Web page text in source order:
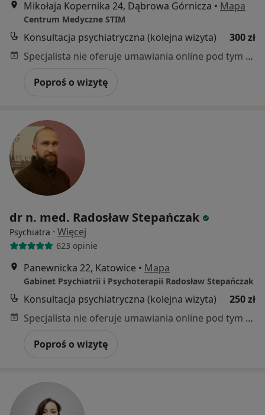
Mikołaja Kopernika 24, Dąbrowa Górnicza • Mapa
Centrum Medyczne STIM
Konsultacja psychiatryczna (kolejna wizyta)
300 zł
Specjalista nie oferuje umawiania online pod tym adresem.
Poproś o wizytę
dr n. med. Radosław Stepańczak
Psychiatra · Więcej
623 opinie
Panewnicka 22, Katowice • Mapa
Gabinet Psychiatrii i Psychoterapii Radosław Stepańczak
Konsultacja psychiatryczna (kolejna wizyta)
250 zł
Specjalista nie oferuje umawiania online pod tym adresem.
Poproś o wizytę